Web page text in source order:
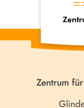
Zentrum